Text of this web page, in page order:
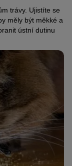
trávy. Ujistíte se
měly být měkké a
ústní dutinu